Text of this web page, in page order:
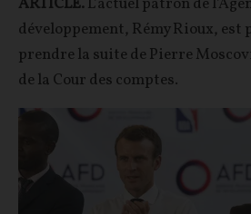
développement, Rémy Rioux, est
prendre la suite de Pierre
de la Cour des comptes.